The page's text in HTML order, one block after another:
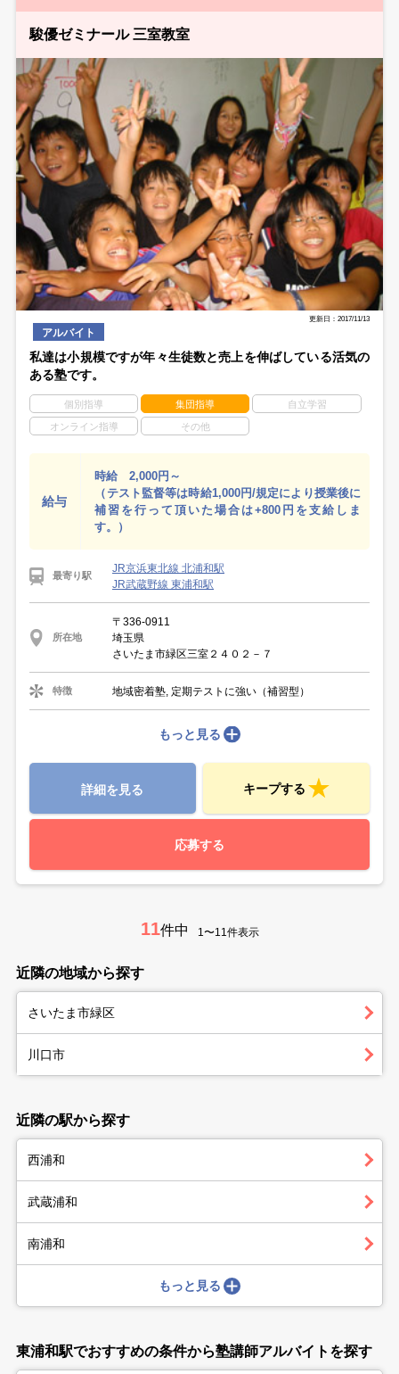
駿優ゼミナール 三室教室
更新日：2017/11/13
アルバイト
私達は小規模ですが年々生徒数と売上を伸ばしている活気の
ある塾です。
個別指導 集団指導 自立学習
オンライン指導 その他
給与
時給 2,000円～
（テスト監督等は時給1,000円/規定により授業後に
補習を行って頂いた場合は+800円を支給しま
す。）
最寄り駅
JR京浜東北線 北浦和駅
JR武蔵野線 東浦和駅
所在地
〒336-0911
埼玉県
さいたま市緑区三室２４０２－７
特徴 地域密着塾, 定期テストに強い（補習型）
もっと見る
詳細を見る キープする
応募する
11件中 1〜11件表示
近隣の地域から探す
さいたま市緑区
川口市
近隣の駅から探す
西浦和
武蔵浦和
南浦和
もっと見る
東浦和駅でおすすめの条件から塾講師アルバイトを探す